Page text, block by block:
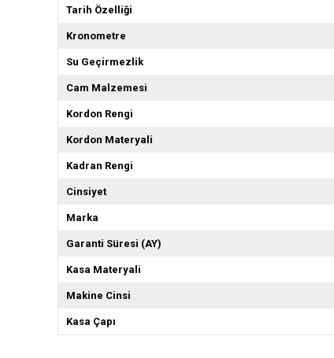
Tarih Özelliği
Kronometre
Su Geçirmezlik
Cam Malzemesi
Kordon Rengi
Kordon Materyali
Kadran Rengi
Cinsiyet
Marka
Garanti Süresi (AY)
Kasa Materyali
Makine Cinsi
Kasa Çapı